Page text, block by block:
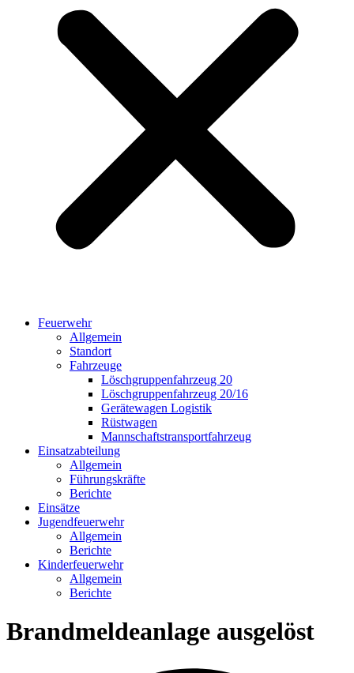
Feuerwehr
Allgemein
Standort
Fahrzeuge
Löschgruppen­fahrzeug 20
Lösch­gruppen­fahrzeug 20/16
Geräte­wagen Logistik
Rüst­wagen
Mannschafts­transportfahrzeug
Einsatz­abteilung
Allgemein
Führungs­kräfte
Berichte
Einsätze
Jugend­feuerwehr
Allgemein
Berichte
Kinder­feuerwehr
Allgemein
Berichte
Brandmeldeanlage ausgelöst